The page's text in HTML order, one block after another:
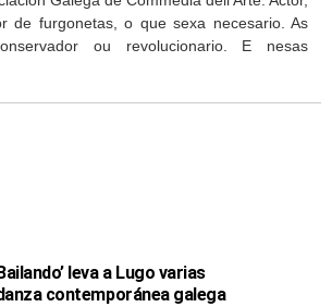
de furgonetas, o que sexa necesario. As
ou revolucionario. E nesas
leva a Lugo varias
contemporánea galega